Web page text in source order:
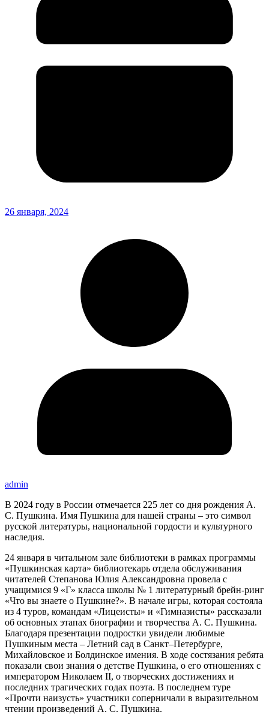
26 января, 2024
admin
В 2024 году в России отмечается 225 лет со дня рождения А.
С. Пушкина. Имя Пушкина для нашей страны – это символ
русской литературы, национальной гордости и культурного
наследия.
24 января в читальном зале библиотеки в рамках программы
«Пушкинская карта» библиотекарь отдела обслуживания
читателей Степанова Юлия Александровна провела с
учащимися 9 «Г» класса школы № 1 литературный брейн-ринг
«Что вы знаете о Пушкине?». В начале игры, которая состояла
из 4 туров, командам «Лицеисты» и «Гимназисты» рассказали
об основных этапах биографии и творчества А. С. Пушкина.
Благодаря презентации подростки увидели любимые
Пушкиным места – Летний сад в Санкт–Петербурге,
Михайловское и Болдинское имения. В ходе состязания ребята
показали свои знания о детстве Пушкина, о его отношениях с
императором Николаем II, о творческих достижениях и
последних трагических годах поэта. В последнем туре
«Прочти наизусть» участники соперничали в выразительном
чтении произведений А. С. Пушкина.